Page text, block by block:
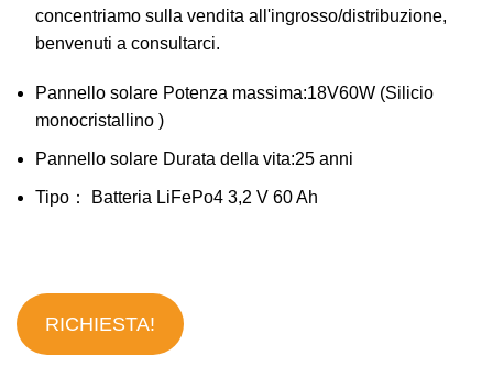
concentriamo sulla vendita all'ingrosso/distribuzione,
benvenuti a consultarci.
Pannello solare Potenza massima:18V60W (Silicio
monocristallino )
Pannello solare Durata della vita:25 anni
Tipo： Batteria LiFePo4 3,2 V 60 Ah
RICHIESTA!